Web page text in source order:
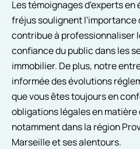
Les témoignages d'experts
fréjus soulignent
contribue à professionnaliser
confiance du public dans les
immobilier. De plus, notre
informée des évolutions
que vous êtes toujours en
obligations légales en
notamment dans la région
Marseille et ses alentours.